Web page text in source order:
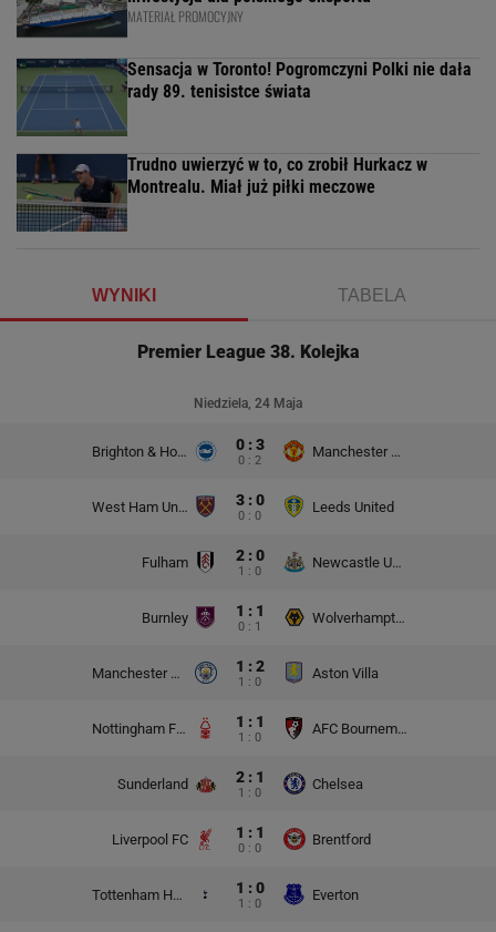
MATERIAŁ PROMOCYJNY
Sensacja w Toronto! Pogromczyni Polki nie dała
rady 89. tenisistce świata
Trudno uwierzyć w to, co zrobił Hurkacz w
Montrealu. Miał już piłki meczowe
WYNIKI TABELA
Premier League 38. Kolejka
Niedziela, 24 Maja
Brighton & Hove Albion 0 : 3
0 : 2
Manchester United
West Ham United 3 : 0
0 : 0
Leeds United
Fulham 2 : 0
1 : 0
Newcastle United
Burnley 1 : 1
0 : 1
Wolverhampton Wanderers
Manchester City 1 : 2
1 : 0
Aston Villa
Nottingham Forest 1 : 1
1 : 0
AFC Bournemouth
Sunderland 2 : 1
1 : 0
Chelsea
Liverpool FC 1 : 1
0 : 0
Brentford
Tottenham Hotspur 1 : 0
1 : 0
Everton